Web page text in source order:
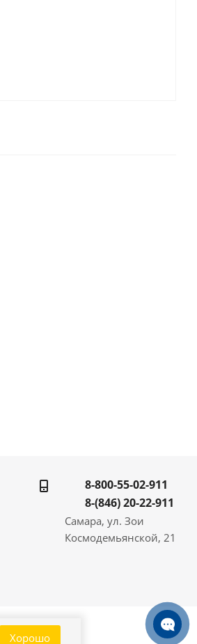
8-800-55-02-911
8-(846) 20-22-911
Самара, ул. Зои
Космодемьянской, 21
Хорошо